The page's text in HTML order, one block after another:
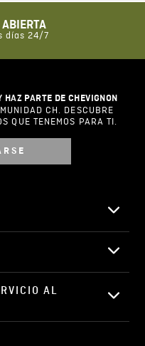
días 24/7
HAZ PARTE DE CHEVIGNON
CH. DESCUBRE
QUE TENEMOS PARA TI.
AL